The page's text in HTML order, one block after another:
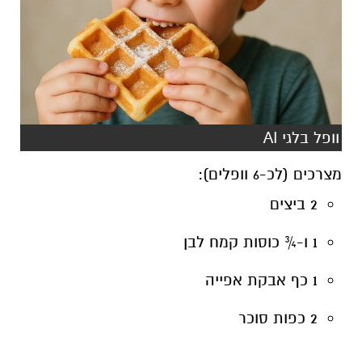
וופל בלגי AI
מצרכים (לכ-6 וופלים):
2 ביצים
1 ו-¾ כוסות קמח לבן
1 כף אבקת אפייה
2 כפות סוכר